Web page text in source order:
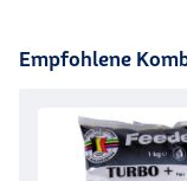
Empfohlene